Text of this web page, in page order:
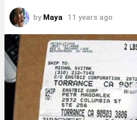
by Maya 11 years ago